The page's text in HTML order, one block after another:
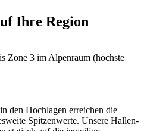
Ihre Region
Zone 3 im Alpenraum (höchste
den Hochlagen erreichen die
Spitzenwerte. Unsere Hallen-